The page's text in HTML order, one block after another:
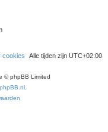
Alle tijden zijn UTC+02:00
cookies
© phpBB Limited
phpBB.nl